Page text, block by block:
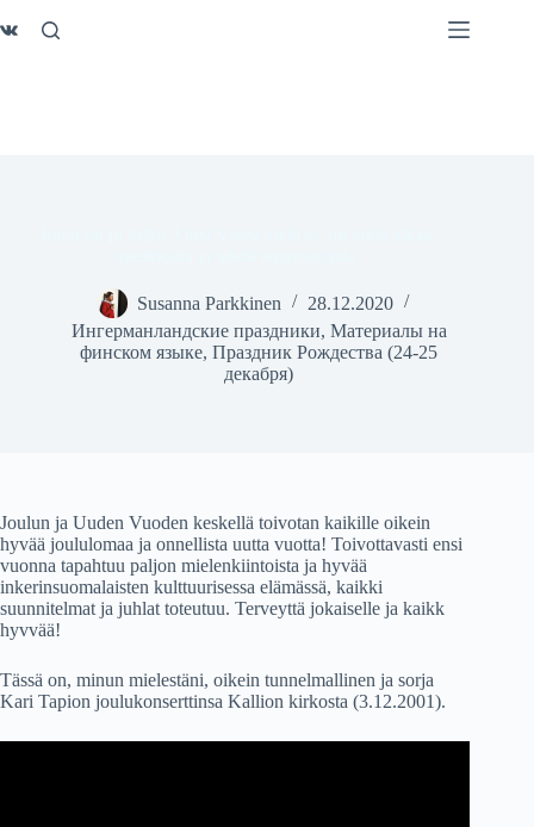
к
Susanna Parkkinen
28.12.2020
Ингерманландские праздники, Материалы на
финском языке,Праздник Рождества (24-25
декабря)
Joulun ja Uuden Vuoden keskellä toivotan kaikille oikein
hyvää joululomaa ja onnellista uutta vuotta! Toivottavasti ensi
vuonna tapahtuu paljon mielenkiintoista ja hyvää
inkerinsuomalaisten kulttuurisessa elämässä, kaikki
suunnitelmat ja juhlat toteutuu. Terveyttä jokaiselle ja kaikk
hyvvää!
Tässä on, minun mielestäni, oikein tunnelmallinen ja sorja
Kari Tapion joulukonserttinsa Kallion kirkosta (3.12.2001).